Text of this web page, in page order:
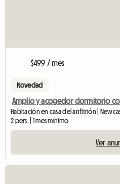
$499 / mes
Novedad
Amplio y acogedor dormitorio
Habitación en casa del anfitrión |
2 pers. | 1 mes mínimo
Ver